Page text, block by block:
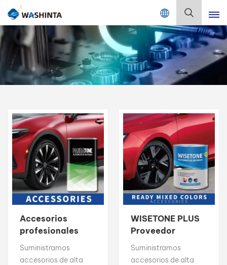
Mix Color Online
English
Français
Русский
Español
Português
日本語
한국어
بالعربية
Accesorios
profesionales
para repintado
de automóviles
Suministramos
accesorios de alta
WISETONE PLUS
Proveedor
profesional de
accesorios para
Suministramos
accesorios de alta